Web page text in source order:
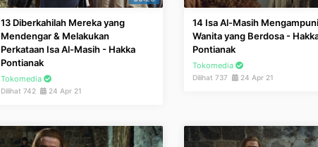
13 Diberkahilah Mereka yang
Mendengar & Melakukan
Perkataan Isa Al-Masih - Hakka
Pontianak
Tokomedia
Dilihat 742 24 Apr 21
14 Isa Al-Masih Mengampuni
Wanita yang Berdosa -
Pontianak
Tokomedia
Dilihat 737 24 Apr 21